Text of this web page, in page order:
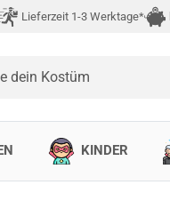
Lieferzeit 1-3 Werktage*
dein Kostüm
KINDER